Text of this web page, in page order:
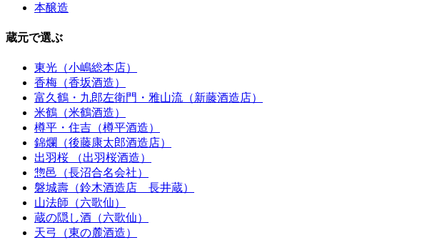
本醸造
蔵元で選ぶ
東光（小嶋総本店）
香梅（香坂酒造）
富久鶴・九郎左衛門・雅山流（新藤酒造店）
米鶴（米鶴酒造）
樽平・住吉（樽平酒造）
錦爛（後藤康太郎酒造店）
出羽桜 （出羽桜酒造）
惣邑（長沼合名会社）
磐城壽（鈴木酒造店 長井蔵）
山法師（六歌仙）
蔵の隠し酒（六歌仙）
天弓（東の麓酒造）